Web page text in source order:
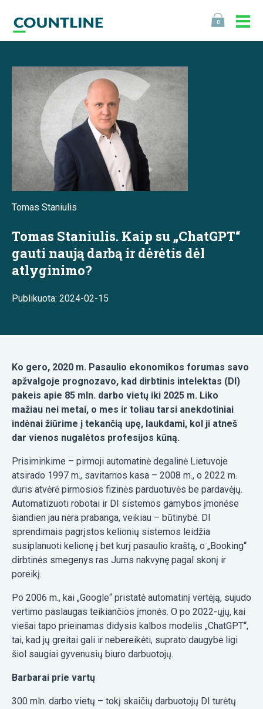
0
Tomas Staniulis
Tomas Staniulis. Kaip su „ChatGPT“
gauti naują darbą ir dėrėtis dėl
atlyginimo?
Publikuota: 2024-02-15
Ko gero, 2020 m. Pasaulio ekonomikos forumas savo
apžvalgoje prognozavo, kad dirbtinis intelektas (DI)
pakeis apie 85 mln. darbo vietų iki 2025 m. Liko
mažiau nei metai, o mes ir toliau tarsi anekdotiniai
indėnai žiūrime į tekančią upę, laukdami, kol ji atneš
dar vienos nugalėtos profesijos kūną.
Prisiminkime – pirmoji automatinė degalinė Lietuvoje
atsirado 1997 m., savitarnos kasa – 2008 m., o 2022 m.
duris atvėrė pirmosios fizinės parduotuvės be pardavėjų.
Automatizuoti robotai ir DI sistemos gamybos įmonėse
šiandien jau nėra prabanga, veikiau – būtinybė. DI
sprendimais pagrįstos kelionių sistemos leidžia
susiplanuoti kelionę į bet kurį pasaulio kraštą, o „Booking“
dirbtinės smegenys ras Jums nakvynę pagal skonį ir
poreikį.
Po 2006 m., kai „Google“ pristatė automatinį vertėją, sujudo
vertimo paslaugas teikiančios įmonės. O po 2022-ųjų, kai
viešai tapo prieinamas didysis kalbos modelis „ChatGPT“,
tai, kad jų greitai gali ir nebereikėti, suprato daugybė ligi
šiol saugiai gyvenusių biuro darbuotojų.
Barbarai prie vartų
300 mln. darbo vietų – tokį skaičių darbuotojų DI turėtų